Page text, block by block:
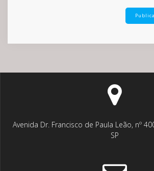
Avenida Dr. Francisco de Paula Leão, nº
SP